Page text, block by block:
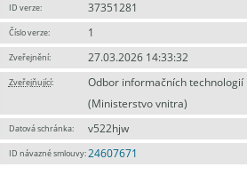
ID verze: 37351281
Číslo verze: 1
Zveřejnění: 27.03.2026 14:33:32
Zveřejňující:
Odbor informačních technologií
(Ministerstvo vnitra)
Datová schránka: v522hjw
ID návazné smlouvy:24607671